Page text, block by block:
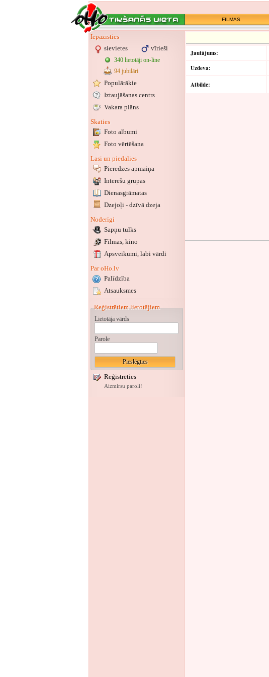
FILMAS
Iepazīsties
sievietes
vīrieši
340 lietotāji on-line
94 jubilāri
Populārākie
Iztaujāšanas centrs
Vakara plāns
Skaties
Foto albumi
Foto vērtēšana
Lasi un piedalies
Pieredzes apmaiņa
Interešu grupas
Dienasgrāmatas
Dzejoļi - dzīvā dzeja
Noderīgi
Sapņu tulks
Filmas, kino
Apsveikumi, labi vārdi
Par oHo.lv
Palīdzība
Atsauksmes
Reģistrētiem lietotājiem
Lietotāja vārds
Parole
Reģistrēties
Aizmirsu paroli!
Jautājums:
Uzdeva:
Atbilde: